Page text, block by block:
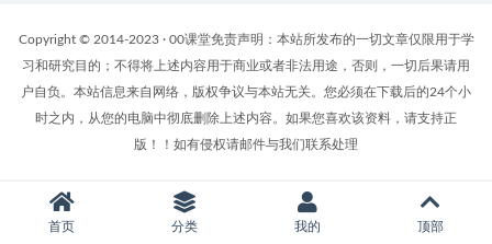
Copyright © 2014-2023 · 00课堂免责声明：本站所发布的一切文章仅限用于学
习和研究目的；不得将上述内容用于商业或者非法用途，否则，一切后果请用
户自负。本站信息来自网络，版权争议与本站无关。您必须在下载后的24个小
时之内，从您的电脑中彻底删除上述内容。如果您喜欢该资料，请支持正
版！！如有侵权请邮件与我们联系处理
首页 分类 我的 顶部